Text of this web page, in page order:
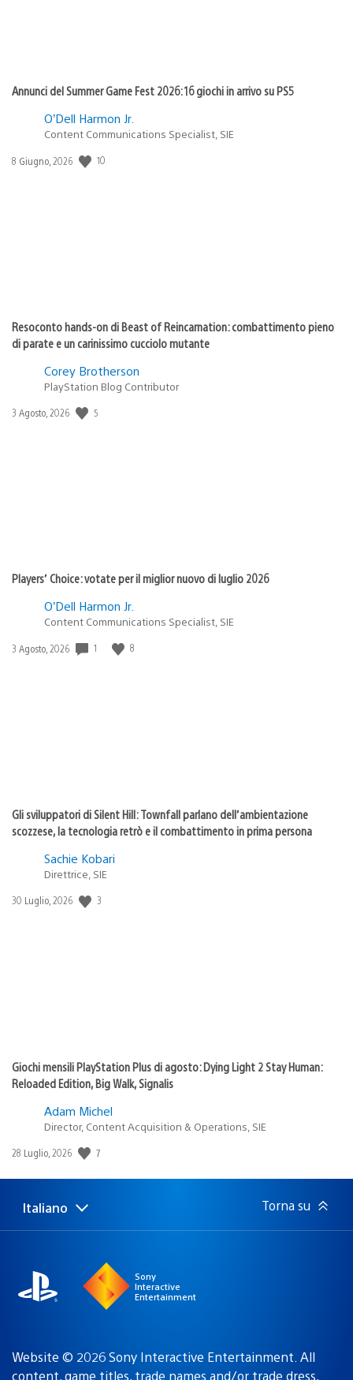
Annunci del Summer Game Fest 2026: 16 giochi in arrivo su PS5
O’Dell Harmon Jr.
Content Communications Specialist, SIE
Data
8 Giugno, 2026 10
Resoconto hands-on di Beast of Reincarnation: combattimento pieno
di parate e un carinissimo cucciolo mutante
Corey Brotherson
PlayStation Blog Contributor
Data
3 Agosto, 2026 5
Players’ Choice: votate per il miglior nuovo di luglio 2026
O’Dell Harmon Jr.
Content Communications Specialist, SIE
Data
3 Agosto, 2026 1 8
Gli sviluppatori di Silent Hill: Townfall parlano dell’ambientazione
scozzese, la tecnologia retrò e il combattimento in prima persona
Sachie Kobari
Direttrice, SIE
Data
30 Luglio, 2026 3
Giochi mensili PlayStation Plus di agosto: Dying Light 2 Stay Human:
Reloaded Edition, Big Walk, Signalis
Adam Michel
Director, Content Acquisition & Operations, SIE
Data
pubblicazione:
28 Luglio, 2026 7
Seleziona
Regione
Italiano Torna su
Sony
Interactive
Entertainment
Website © 2026 Sony Interactive Entertainment. All
content, game titles, trade names and/or trade dress,